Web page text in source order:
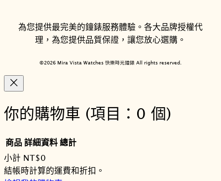
為您提供最完美的鐘錶服務體驗。各大品牌授權代
理，為您提供品質保證，讓您放心選購。
©2026 Mira Vista Watches 快樂時光鐘錶 All rights reserved.
你的購物車 (項目：0 個)
購
商品詳細資料總計
小計 NT$0
結帳時計算的運費和折扣。